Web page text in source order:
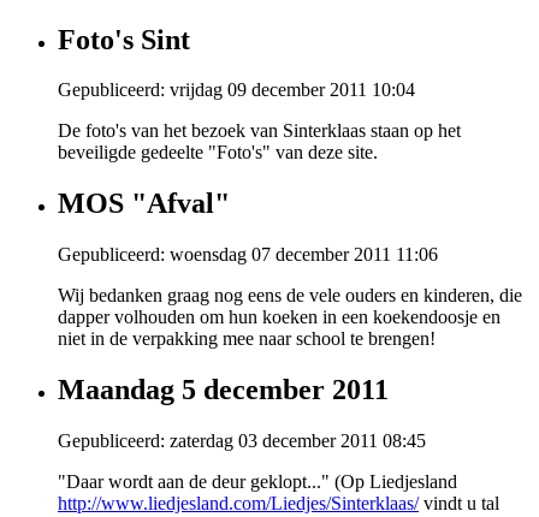
Foto's Sint
Gepubliceerd: vrijdag 09 december 2011 10:04
De foto's van het bezoek van Sinterklaas staan op het
beveiligde gedeelte "Foto's" van deze site.
MOS "Afval"
Gepubliceerd: woensdag 07 december 2011 11:06
Wij bedanken graag nog eens de vele ouders en kinderen, die
dapper volhouden om hun koeken in een koekendoosje en
niet in de verpakking mee naar school te brengen!
Maandag 5 december 2011
Gepubliceerd: zaterdag 03 december 2011 08:45
"Daar wordt aan de deur geklopt..." (Op Liedjesland
http://www.liedjesland.com/Liedjes/Sinterklaas/vindt u tal